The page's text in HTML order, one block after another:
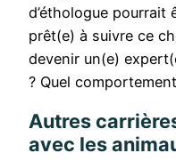
d’éthologue
prêt(e) à suivre ce
devenir un(e)
? Quel
Autres
avec les